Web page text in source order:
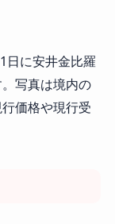
日に安井金比羅
写真は境内の
価格や現行受